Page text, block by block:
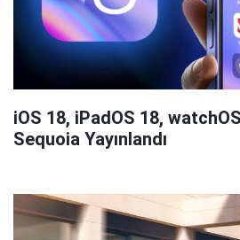
iOS 18, iPadOS 18,
Sequoia Yayınlandı